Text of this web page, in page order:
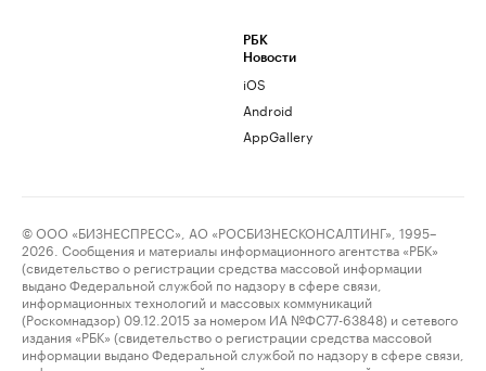
РБК
Новости
iOS
Android
AppGallery
© ООО «БИЗНЕСПРЕСС», АО «РОСБИЗНЕСКОНСАЛТИНГ», 1995–
2026. Сообщения и материалы информационного агентства «РБК»
(свидетельство о регистрации средства массовой информации
выдано Федеральной службой по надзору в сфере связи,
информационных технологий и массовых коммуникаций
(Роскомнадзор) 09.12.2015 за номером ИА №ФС77-63848) и сетевого
издания «РБК» (свидетельство о регистрации средства массовой
информации выдано Федеральной службой по надзору в сфере связи,